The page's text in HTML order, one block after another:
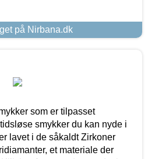
på Nirbana.dk
som er tilpasset
smykker du kan nyde i
lavet i de såkaldt Zirkoner
et materiale der